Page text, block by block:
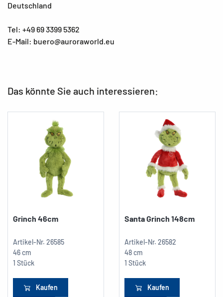
Deutschland
Tel: +49 69 3399 5362
E-Mail: buero@auroraworld.eu
Das könnte Sie auch interessieren:
Grinch 46cm
Artikel-Nr. 26585
46 cm
1 Stück
Kaufen
Santa Grinch 148cm
Artikel-Nr. 26582
48 cm
1 Stück
Kaufen